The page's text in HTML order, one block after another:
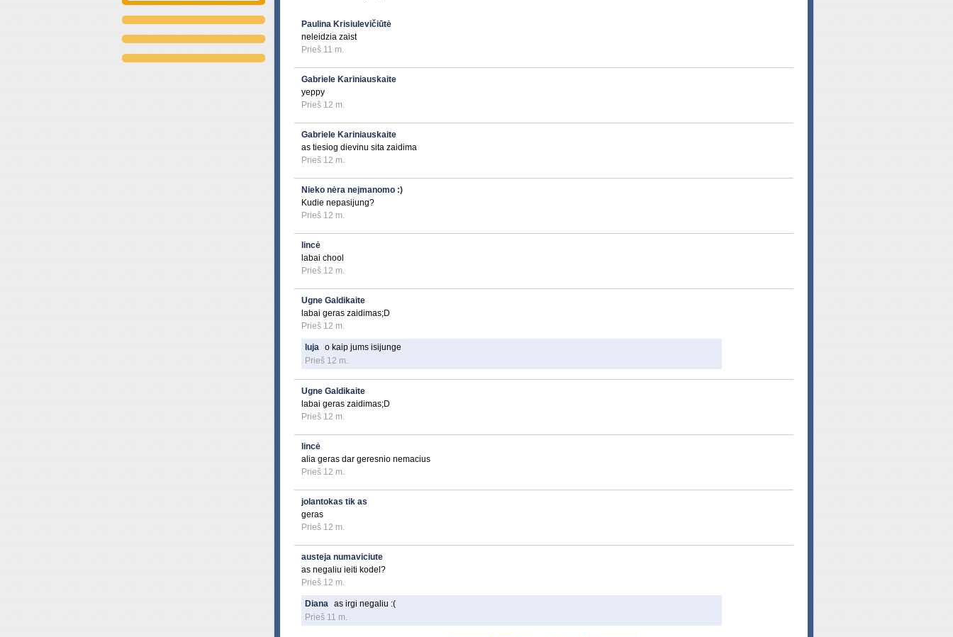
Paulina Krisiulevičiūtė
neleidzia zaist
Prieš 11 m.
Gabriele Kariniauskaite
yeppy
Prieš 12 m.
Gabriele Kariniauskaite
as tiesiog dievinu sita zaidima
Prieš 12 m.
Nieko nėra neįmanomo :)
Kudie nepasijung?
Prieš 12 m.
lincė
labai chool
Prieš 12 m.
Ugne Galdikaite
labai geras zaidimas;D
Prieš 12 m.
luja o kaip jums isijunge
Prieš 12 m.
Ugne Galdikaite
labai geras zaidimas;D
Prieš 12 m.
lincė
alia geras dar geresnio nemacius
Prieš 12 m.
jolantokas tik as
geras
Prieš 12 m.
austeja numaviciute
as negaliu ieiti kodel?
Prieš 12 m.
Diana as irgi negaliu :(
Prieš 11 m.